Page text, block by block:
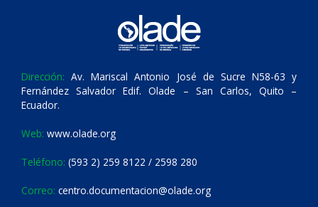
Dirección: Av. Mariscal Antonio José de Sucre N58-63 y
Fernández Salvador Edif. Olade – San Carlos, Quito –
Ecuador.
Web: www.olade.org
Teléfono: (593 2) 259 8122 / 2598 280
Correo: centro.documentacion@olade.org